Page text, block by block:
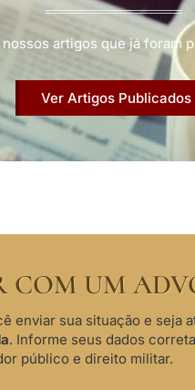
artigos que já foram
Ver Artigos Publicados
COM UM
enviar sua situação e seja
. Informe seus dados
público e direito militar.